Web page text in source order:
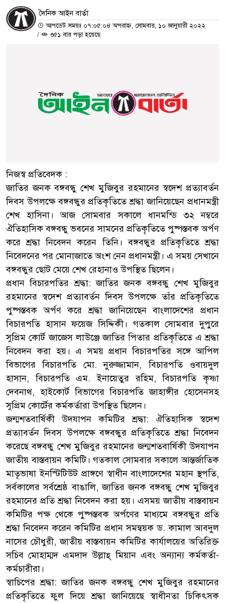
দৈনিক আইন বার্তা
আপডেট সময়ঃ ০৭:০৫:০৪ অপরাহ্ন, সোমবার, ১০ জানুয়ারী ২০২২
/
৩৫১ বার পড়া হয়েছে
নিজস্ব প্রতিবেদক :
জাতির জনক বঙ্গবন্ধু শেখ মুজিবুর রহমানের স্বদেশ প্রত্যাবর্তন
দিবস উপলক্ষে বঙ্গবন্ধুর প্রতিকৃতিতে শ্রদ্ধা জানিয়েছেন প্রধানমন্ত্রী
শেখ হাসিনা। আজ সোমবার সকালে ধানমন্ডি ৩২ নম্বরে
ঐতিহাসিক বঙ্গবন্ধু ভবনের সামনের প্রতিকৃতিতে পুষ্পস্তবক অর্পণ
করে শ্রদ্ধা নিবেদন করেন তিনি। বঙ্গবন্ধুর প্রতিকৃতিতে শ্রদ্ধা
নিবেদনের পর মোনাজাতে অংশ নেন প্রধানমন্ত্রী। এ সময় সেখানে
বঙ্গবন্ধুর ছোট মেয়ে শেখ রেহানাও উপস্থিত ছিলেন।
প্রধান বিচারপতির শ্রদ্ধা: জাতির জনক বঙ্গবন্ধু শেখ মুজিবুর
রহমানের স্বদেশ প্রত্যাবর্তন দিবস উপলক্ষে তাঁর প্রতিকৃতিতে
পুষ্পস্তবক অর্পণ করে শ্রদ্ধা জানিয়েছেন বাংলাদেশের প্রধান
বিচারপতি হাসান ফয়েজ সিদ্দিকী। গতকাল সোমবার দুপুরে
সুপ্রিম কোর্ট জাজেস লাউঞ্জে জাতির পিতার প্রতিকৃতিতে এ শ্রদ্ধা
নিবেদন করা হয়। এ সময় প্রধান বিচারপতির সঙ্গে আপিল
বিভাগের বিচারপতি মো. নুরুজ্জামান, বিচারপতি ওবায়দুল
হাসান, বিচারপতি এম. ইনায়েতুর রহিম, বিচারপতি কৃষ্ণা
দেবনাথ, হাইকোর্ট বিভাগের বিচারপতি জাহাঙ্গীর হোসেনসহ
সুপ্রিম কোর্টের কর্মকর্তারা উপস্থিত ছিলেন।
জন্মশতবার্ষিকী উদযাপন কমিটির শ্রদ্ধা: ঐতিহাসিক স্বদেশ
প্রত্যাবর্তন দিবস উপলক্ষে বঙ্গবন্ধুর প্রতিকৃতিতে শ্রদ্ধা নিবেদন
করেছে বঙ্গবন্ধু শেখ মুজিবুর রহমানের জন্মশতবার্ষিকী উদযাপন
জাতীয় বাস্তবায়ন কমিটি। গতকাল সোমবার সকালে আন্তর্জাতিক
মাতৃভাষা ইনস্টিটিউট প্রাঙ্গণে স্বাধীন বাংলাদেশের মহান স্থপতি,
সর্বকালের সর্বশ্রেষ্ঠ বাঙালি, জাতির জনক বঙ্গবন্ধু শেখ মুজিবুর
রহমানের প্রতি শ্রদ্ধা নিবেদন করা হয়। এসময় জাতীয় বাস্তবায়ন
কমিটির পক্ষ থেকে পুষ্পস্তবক অর্পণের মাধ্যমে বঙ্গবন্ধুর প্রতি
শ্রদ্ধা নিবেদন করেন কমিটির প্রধান সমন্বয়ক ড. কামাল আবদুল
নাসের চৌধুরী, জাতীয় বাস্তবায়ন কমিটির কার্যালয়ের অতিরিক্ত
সচিব মোহাম্মদ এমদাদ উল্লাহ্ মিয়ান এবং অন্যান্য কর্মকর্তা-
কর্মচারীরা।
স্বাচিপের শ্রদ্ধা: জাতির জনক বঙ্গবন্ধু শেখ মুজিবুর রহমানের
প্রতিকৃতিতে ফুল দিয়ে শ্রদ্ধা জানিয়েছে স্বাধীনতা চিকিৎসক